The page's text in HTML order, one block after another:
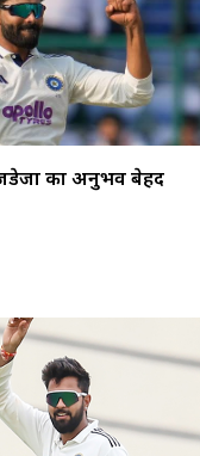
जडेजा का अनुभव बेहद